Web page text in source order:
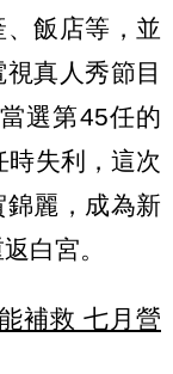
飯店等，並
真人秀節目
選第45任的
時失利，這次
麗，成為新
白宮。
補救 七月營